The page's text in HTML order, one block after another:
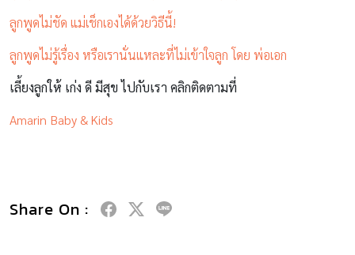
ลูกพูดไม่ชัด แม่เช็กเองได้ด้วยวิธีนี้!
ลูกพูดไม่รู้เรื่อง หรือเรานั่นแหละที่ไม่เข้าใจลูก โดย พ่อเอก
เลี้ยงลูกให้ เก่ง ดี มีสุข ไปกับเรา คลิกติดตามที่
Amarin Baby & Kids
Share On :